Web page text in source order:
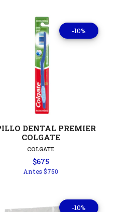
-10%
DENTAL PREMIER
COLGATE
COLGATE
$675
Antes$750
-10%